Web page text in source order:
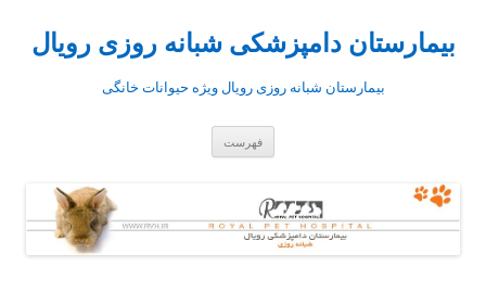
بیمارستان دامپزشکی شبانه روزی رویال
بیمارستان شبانه روزی رویال ویژه حیوانات خانگی
فهرست